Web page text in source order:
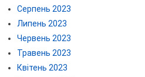
Серпень 2023
Липень 2023
Червень 2023
Травень 2023
Квітень 2023